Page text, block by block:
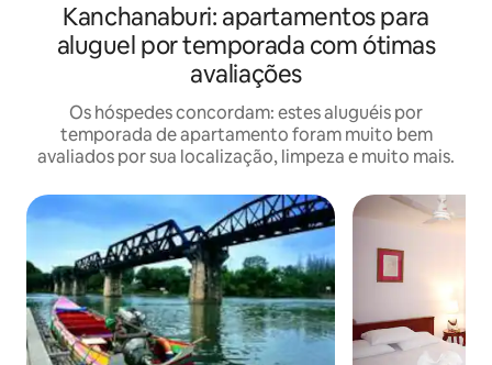
Kanchanaburi: apartamentos para
aluguel por temporada com ótimas
avaliações
Os hóspedes concordam: estes aluguéis por
temporada de apartamento foram muito bem
avaliados por sua localização, limpeza e muito mais.